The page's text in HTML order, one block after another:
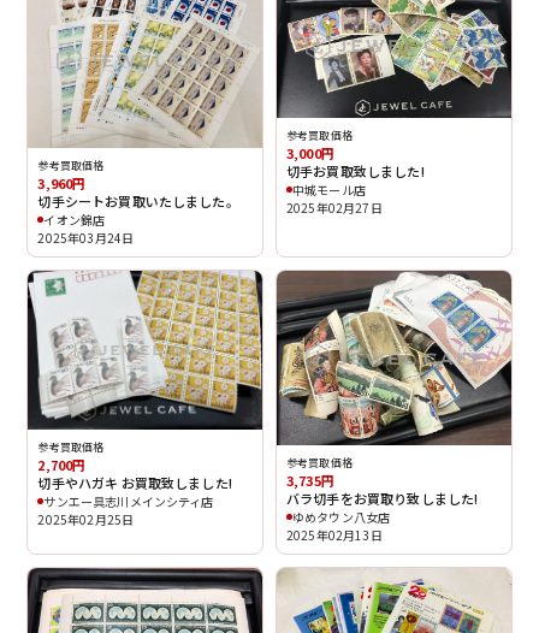
参考買取価格
3,960円
切手シートお買取いたしました。
イオン錦店
2025年03月24日
参考買取価格
3,000円
切手お買取致しました!
中城モール店
2025年02月27日
参考買取価格
2,700円
切手やハガキ お買取致しました!
サンエー具志川メインシティ店
2025年02月25日
参考買取価格
3,735円
バラ切手をお買取り致しました!
ゆめタウン八女店
2025年02月13日